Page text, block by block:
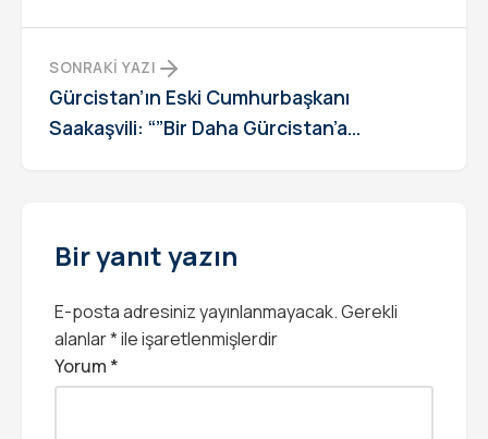
SONRAKI YAZI
Gürcistan’ın Eski Cumhurbaşkanı
Saakaşvili: “”Bir Daha Gürcistan’a
Bir yanıt yazın
E-posta adresiniz yayınlanmayacak.Gerekli
alanlar*ile işaretlenmişlerdir
Yorum *